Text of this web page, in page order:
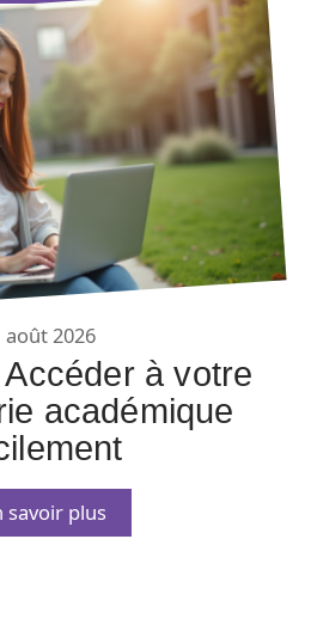
août 2026
à votre
académique
savoir plus